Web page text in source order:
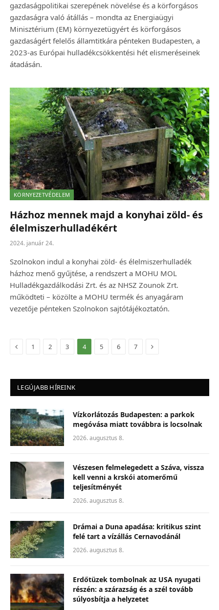
gazdaságpolitikai szerepének növelése és a körforgásos
gazdaságra való átállás – mondta az Energiaügyi
Minisztérium (EM) környezetügyért és körforgásos
gazdaságért felelős államtitkára pénteken Budapesten, a
2023-as Európai hulladékcsökkentési hét elismeréseinek
átadásán.
KÖRNYEZETVÉDELEM
Házhoz mennek majd a konyhai zöld- és
élelmiszerhulladékért
2024. január 24.
Szolnokon indul a konyhai zöld- és élelmiszerhulladék
házhoz menő gyűjtése, a rendszert a MOHU MOL
Hulladékgazdálkodási Zrt. és az NHSZ Zounok Zrt.
működteti – közölte a MOHU termék és anyagáram
vezetője pénteken Szolnokon sajtótájékoztatón.
Előző1 2 3 4 5 6 7 Következő
LEGÚJABB HÍREINK
Vízkorlátozás Budapesten: a parkok
megóvása miatt továbbra is locsolnak
2026. augusztus 8.
Vészesen felmelegedett a Száva, vissza
kell venni a krskói atomerőmű
teljesítményét
2026. augusztus 8.
Drámai a Duna apadása: kritikus szint
felé tart a vízállás Cernavodánál
2026. augusztus 8.
Erdőtüzek tombolnak az USA nyugati
részén: a szárazság és a szél tovább
súlyosbítja a helyzetet